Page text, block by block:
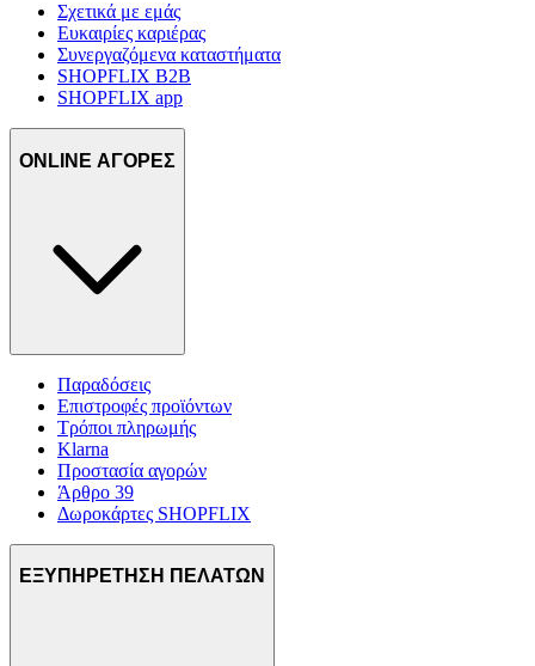
Σχετικά με εμάς
Ευκαιρίες καριέρας
Συνεργαζόμενα καταστήματα
SHOPFLIX B2B
SHOPFLIX app
ONLINE ΑΓΟΡΕΣ
Παραδόσεις
Επιστροφές προϊόντων
Τρόποι πληρωμής
Klarna
Προστασία αγορών
Άρθρο 39
Δωροκάρτες SHOPFLIX
ΕΞΥΠΗΡΕΤΗΣΗ ΠΕΛΑΤΩΝ